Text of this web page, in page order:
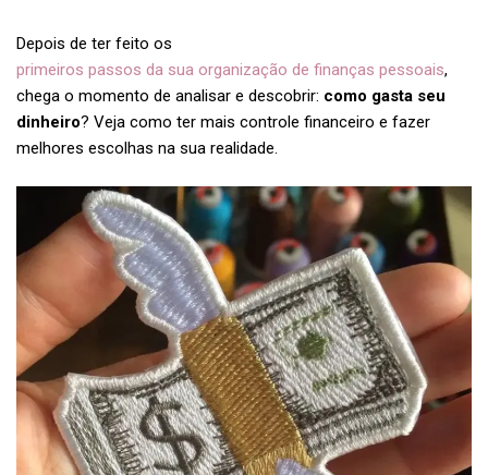
Depois de ter feito os
primeiros passos da sua organização de finanças pessoais,
chega o momento de analisar e descobrir: como gasta seu
dinheiro? Veja como ter mais controle financeiro e fazer
melhores escolhas na sua realidade.